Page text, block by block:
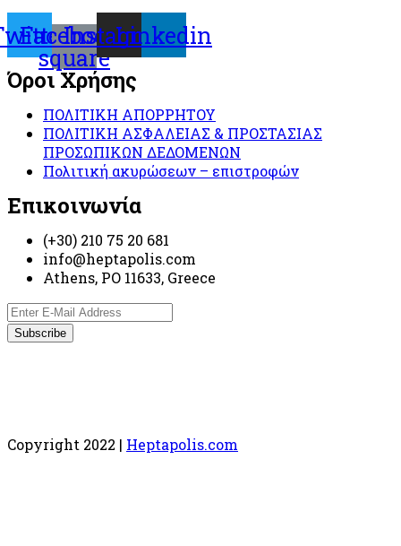
Facebook-
square
Instagram
Linkedin
Όροι Χρήσης
ΠΟΛΙΤΙΚΗ ΑΠΟΡΡΗΤΟΥ
ΠΟΛΙΤΙΚΗ ΑΣΦΑΛΕΙΑΣ & ΠΡΟΣΤΑΣΙΑΣ
ΠΡΟΣΩΠΙΚΩΝ ΔΕΔΟΜΕΝΩΝ
Πολιτική ακυρώσεων – επιστροφών
Επικοινωνία
(+30) 210 75 20 681
info@heptapolis.com
Athens, PO 11633, Greece
Copyright 2022 | Heptapolis.com